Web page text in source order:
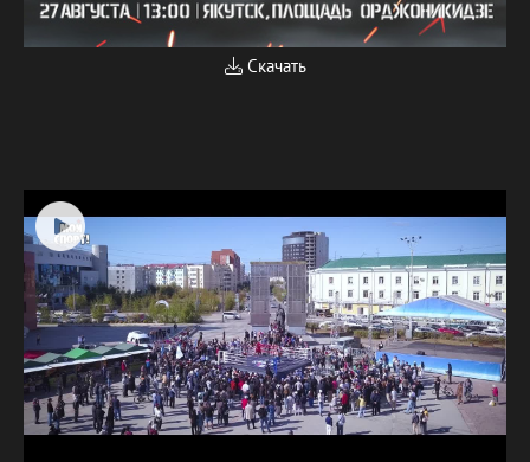
Скачать